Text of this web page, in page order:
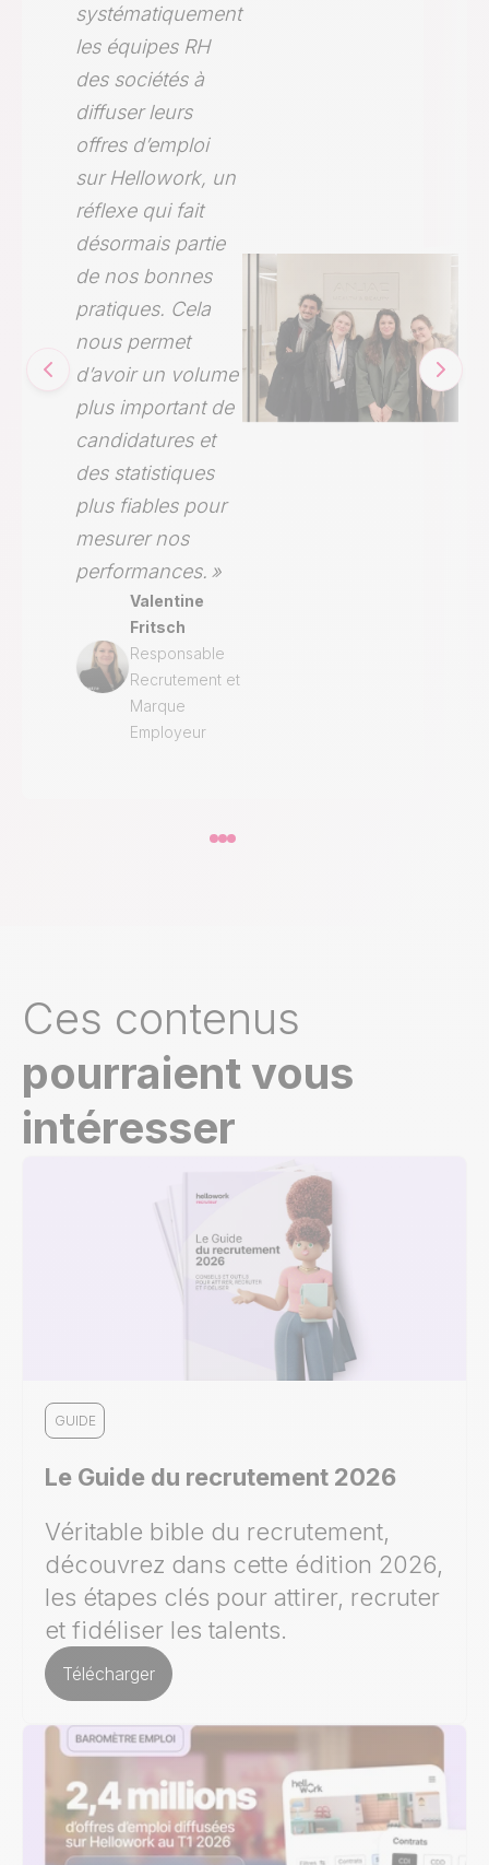
systématiquement
les équipes RH
des sociétés à
diffuser leurs
offres d’emploi
sur Hellowork, un
réflexe qui fait
désormais partie
de nos bonnes
pratiques. Cela
nous permet
d’avoir un volume
plus important de
candidatures et
des statistiques
plus fiables pour
mesurer nos
performances. »
Valentine
Fritsch
Responsable
Recrutement et
Marque
Employeur
Ces contenus
pourraient vous
intéresser
GUIDE
Le Guide du recrutement 2026
Véritable bible du recrutement,
découvrez dans cette édition 2026,
les étapes clés pour attirer, recruter
et fidéliser les talents.
Télécharger